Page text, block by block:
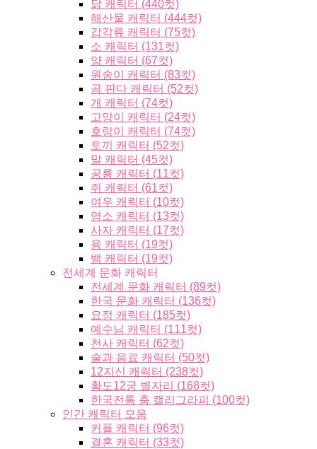
닭 캐릭터 (440컷)
해산물 캐릭터 (444컷)
갑각류 캐릭터 (75컷)
소 캐릭터 (131컷)
양 캐릭터 (67컷)
원숭이 캐릭터 (83컷)
곰 판다 캐릭터 (52컷)
개 캐릭터 (74컷)
고양이 캐릭터 (24컷)
호랑이 캐릭터 (74컷)
토끼 캐릭터 (52컷)
말 캐릭터 (45컷)
공룡 캐릭터 (11컷)
쥐 캐릭터 (61컷)
여우 캐릭터 (10컷)
염소 캐릭터 (13컷)
사자 캐릭터 (17컷)
용 캐릭터 (19컷)
뱀 캐릭터 (19컷)
전세계 문화 캐릭터
전세계 문화 캐릭터 (89컷)
한국 문화 캐릭터 (136컷)
요정 캐릭터 (185컷)
예수님 캐릭터 (111컷)
천사 캐릭터 (62컷)
술과 음료 캐릭터 (50컷)
12지신 캐릭터 (238컷)
황도12궁 별자리 (168컷)
한국전통 춤 캘리그라피 (100컷)
인간 캐릭터 모음
커플 캐릭터 (96컷)
결혼 캐릭터 (33컷)